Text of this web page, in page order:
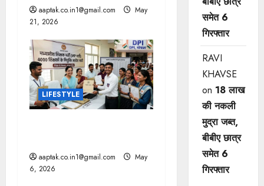
aaptak.co.in1@gmail.com
May
21, 2026
LIFESTYLE
aaptak.co.in1@gmail.com
May
6, 2026
समेत 6
गिरफ्तार
RAVI
KHAVSE
on 18 लाख
की नकली
मुद्रा जब्त,
बीबीए छात्र
समेत 6
गिरफ्तार